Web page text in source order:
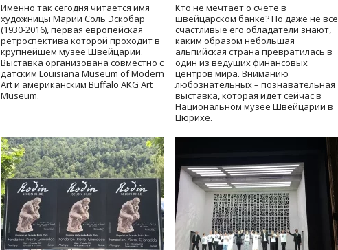
Именно так сегодня читается имя
художницы Марии Соль Эскобар
(1930-2016), первая европейская
ретроспектива которой проходит в
крупнейшем музее Швейцарии.
Выставка организована совместно с
датским Louisiana Museum of Modern
Art и американским Buffalo AKG Art
Museum.
Кто не мечтает о счете в
швейцарском банке? Но даже не все
счастливые его обладатели знают,
каким образом небольшая
альпийская страна превратилась в
один из ведущих финансовых
центров мира. Вниманию
любознательных – познавательная
выставка, которая идет сейчас в
Национальном музее Швейцарии в
Цюрихе.